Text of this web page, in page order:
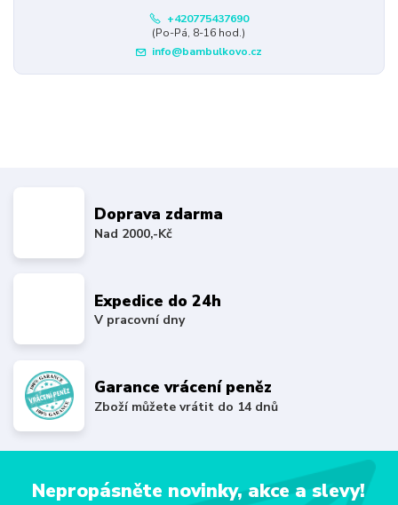
+420775437690
(Po-Pá, 8-16 hod.)
info@bambulkovo.cz
Doprava zdarma
Nad 2000,-Kč
Expedice do 24h
V pracovní dny
Garance vrácení peněz
Zboží můžete vrátit do 14 dnů
Nepropásněte novinky, akce a slevy!